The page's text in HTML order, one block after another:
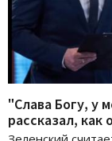
"Слава Богу, у
рассказал, как